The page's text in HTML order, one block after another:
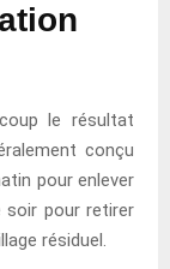
le résultat
conçu
pour enlever
soir pour retirer
résiduel.